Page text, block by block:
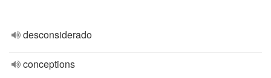
desconsiderado
conceptions